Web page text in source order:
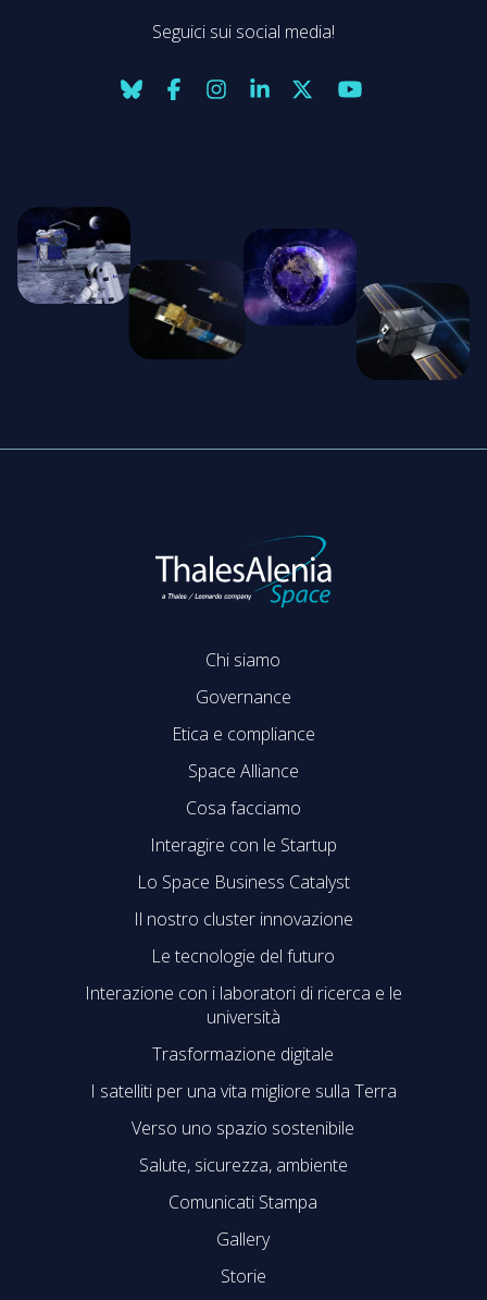
Seguici sui social media!
Chi siamo
Governance
Etica e compliance
Space Alliance
Cosa facciamo
Interagire con le Startup
Lo Space Business Catalyst
Il nostro cluster innovazione
Le tecnologie del futuro
Interazione con i laboratori di ricerca e le
università
Trasformazione digitale
I satelliti per una vita migliore sulla Terra
Verso uno spazio sostenibile
Salute, sicurezza, ambiente
Comunicati Stampa
Gallery
Storie